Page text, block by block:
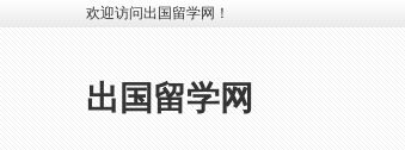
欢迎访问出国留学网！
出国留学网